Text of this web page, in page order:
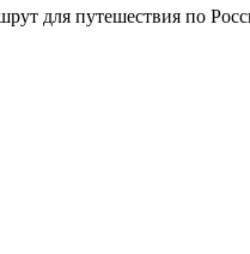
для путешествия по